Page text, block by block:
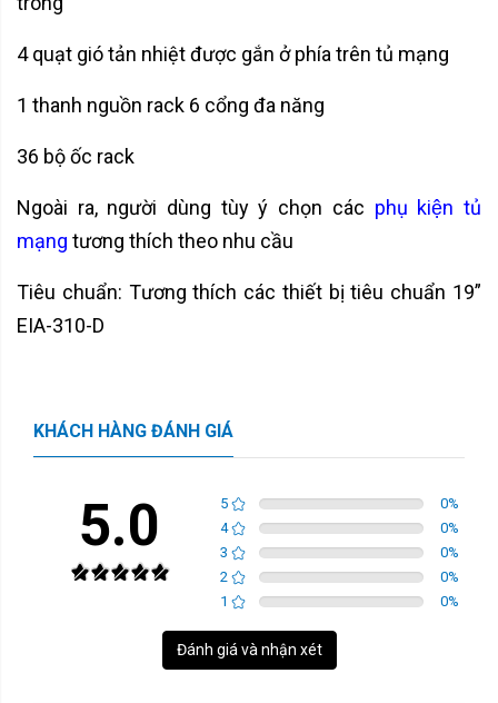
4 quạt gió tản nhiệt được gắn ở phía trên tủ mạng
1 thanh nguồn rack 6 cổng đa năng
36 bộ ốc rack
Ngoài ra, người dùng tùy ý chọn các phụ kiện tủ
mạng tương thích theo nhu cầu
Tiêu chuẩn: Tương thích các thiết bị tiêu chuẩn 19”
EIA-310-D
KHÁCH HÀNG ĐÁNH GIÁ
5.0 5 0%
4
0%
3
0%
2
0%
1
0%
Đánh giá và nhận xét